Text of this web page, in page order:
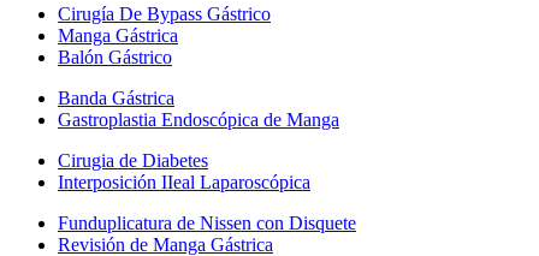
Cirugía De Bypass Gástrico
Manga Gástrica
Balón Gástrico
Banda Gástrica
Gastroplastia Endoscópica de Manga
Cirugia de Diabetes
Interposición IIeal Laparoscópica
Funduplicatura de Nissen con Disquete
Revisión de Manga Gástrica